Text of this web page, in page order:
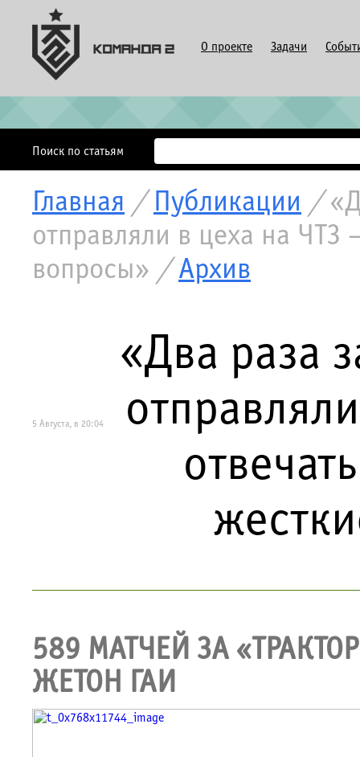
О проекте Задачи
Поиск по статьям
Главная / Публикации /
отправляли в цеха на ЧТЗ
вопросы» / Архив
5 Августа, в 20:04
«Два раза
589 МАТЧЕЙ ЗА
ЖЕТОН ГАИ